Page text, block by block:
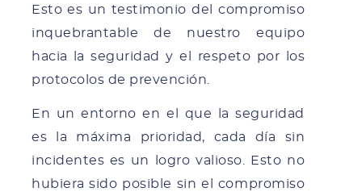
Esto es un testimonio del compromiso
inquebrantable de nuestro equipo
hacia la seguridad y el respeto por los
protocolos de prevención.
En un entorno en el que la seguridad
es la máxima prioridad, cada día sin
incidentes es un logro valioso. Esto no
hubiera sido posible sin el compromiso